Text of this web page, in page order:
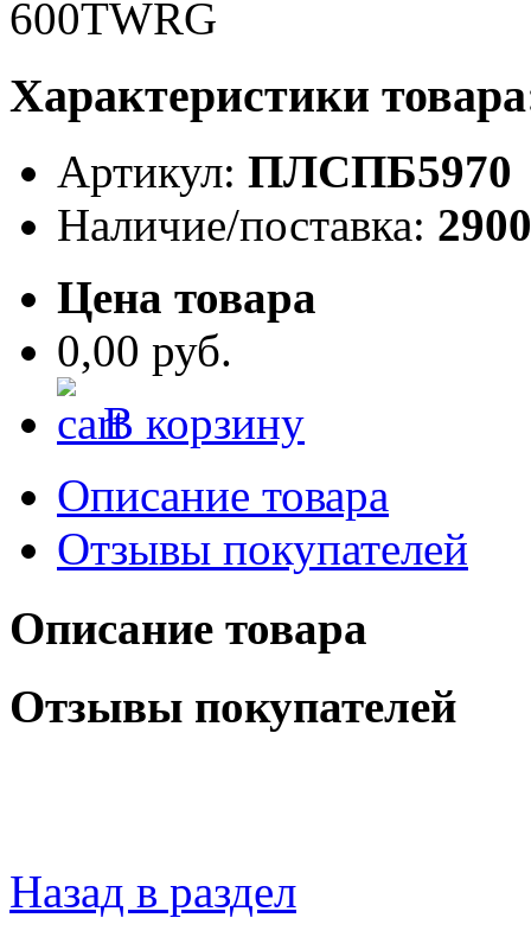
Характеристики
Артикул: ПЛСПБ5970
Наличие/поставка: 2900
Цена товара
0,00 руб.
В корзину
Описание товара
Отзывы покупателей
Описание товара
Отзывы покупателей
Назад в раздел